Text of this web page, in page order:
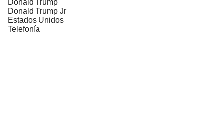
Donald Trump
Donald Trump Jr
Estados Unidos
Telefonía